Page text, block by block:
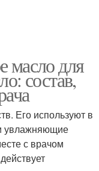
масло для
состав,
Его используют в
увлажняющие
с врачом